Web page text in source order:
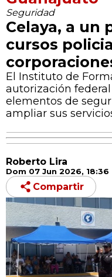
Seguridad
Celaya, a un
cursos
El Instituto de
autorización
elementos de
ampliar sus
Roberto Lira
Dom 07 Jun 2026, 18:36
Compartir